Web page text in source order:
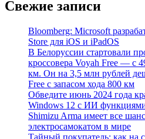
Свежие записи
Bloomberg: Microsoft
Store для iOS и iPadOS
В Белоруссии стартовали
кроссовера Voyah Free — с
км. Он на 3,5 млн рублей
Free с запасом хода 800 км
Обведите июнь 2024 года
Windows 12 с ИИ
Shimizu Arma имеет все
электросамокатом в мире
Тайный покупатель: как на